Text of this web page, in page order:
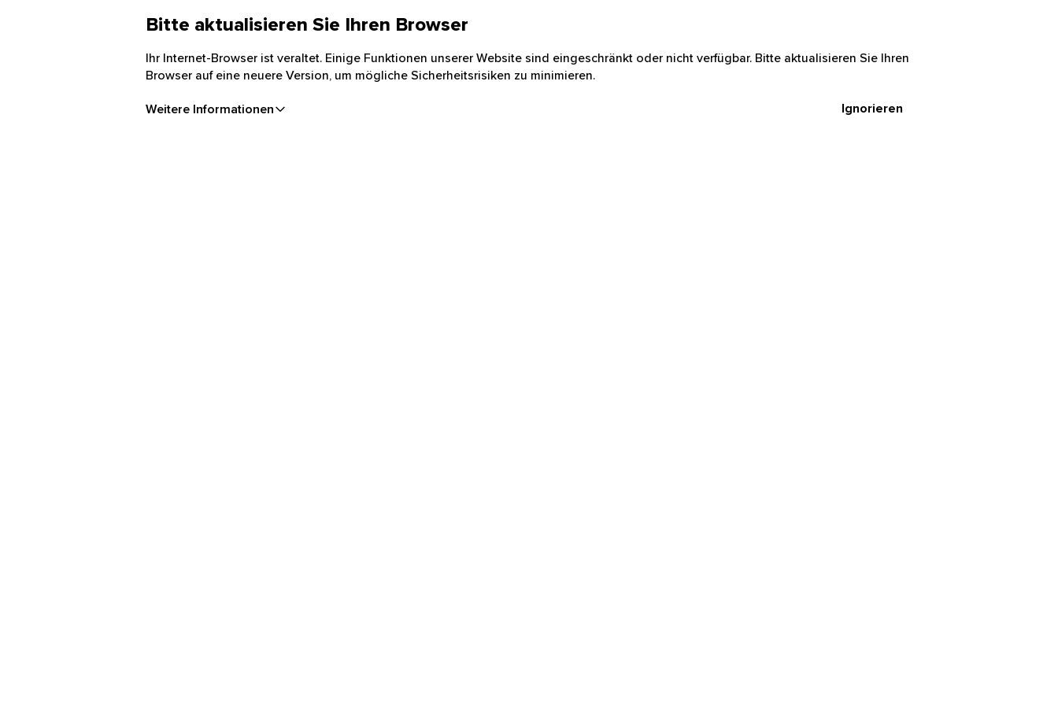
Bitte aktualisieren Sie Ihren Browser
Ihr Internet-Browser ist veraltet. Einige Funktionen unserer Website sind eingeschränkt oder nicht verfügbar. Bitte aktualisieren Sie Ihren
Browser auf eine neuere Version, um mögliche Sicherheitsrisiken zu minimieren.
Weitere Informationen Ignorieren